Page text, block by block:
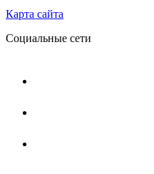
Карта сайта
Социальные сети